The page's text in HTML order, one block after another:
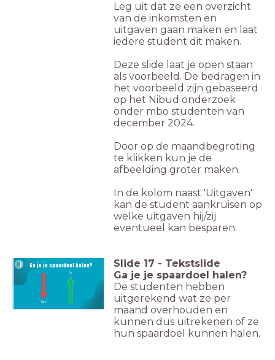
Leg uit dat ze een overzicht
van de inkomsten en
uitgaven gaan maken en laat
iedere student dit maken.
Deze slide laat je open staan
als voorbeeld. De bedragen in
het voorbeeld zijn gebaseerd
op het Nibud onderzoek
onder mbo studenten van
december 2024.
Door op de maandbegroting
te klikken kun je de
afbeelding groter maken.
In de kolom naast 'Uitgaven'
kan de student aankruisen op
welke uitgaven hij/zij
eventueel kan besparen.
Ga je je spaardoel halen?
Nee
Ja
Slide 17 - Tekstslide
Ga je je spaardoel halen?
De studenten hebben
uitgerekend wat ze per
maand overhouden en
kunnen dus uitrekenen of ze
hun spaardoel kunnen halen.